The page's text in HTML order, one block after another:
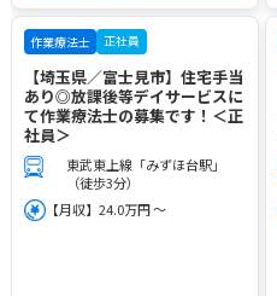
作業療法士 正社員
【埼玉県／富士見市】住宅手当
あり◎放課後等デイサービスに
て作業療法士の募集です！＜正
社員＞
東武東上線「みずほ台駅」
（徒歩3分）
【月収】24.0万円 ～